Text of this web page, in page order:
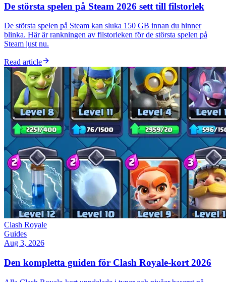
De största spelen på Steam 2026 sett till filstorlek
De största spelen på Steam kan sluka 150 GB innan du hinner
blinka. Här är rankningen av filstorleken för de största spelen på
Steam just nu.
Read article
Clash Royale
Guides
Aug 3, 2026
Den kompletta guiden för Clash Royale-kort 2026